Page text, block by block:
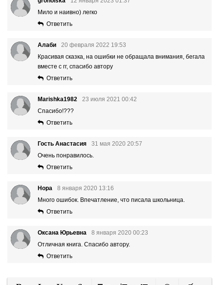
Мило и наивно) легко
Ответить
Алаби
20 февраля 2022 19:53
Красивая сказка, на ошибки не обращала внимания, бегала
вместе с гг, спасибо автору
Ответить
Marishka1982
23 июля 2021 00:42
Спасибо!???
Ответить
Гость Анастасия
31 мая 2020 20:57
Очень понравилось.
Ответить
Нора
8 января 2020 13:16
Много ошибок. Впечатление, что писала школьница.
Ответить
Оксана Юрьевна
8 января 2020 00:23
Отличная книга. Спасибо автору.
Ответить